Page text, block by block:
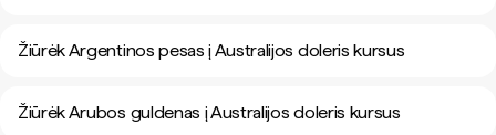
Žiūrėk Argentinos pesas į Australijos doleris kursus
Žiūrėk Arubos guldenas į Australijos doleris kursus